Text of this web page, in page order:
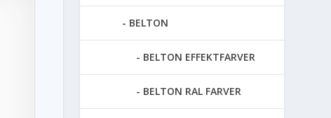
BELTON
BELTON EFFEKTFARVER
BELTON RAL FARVER